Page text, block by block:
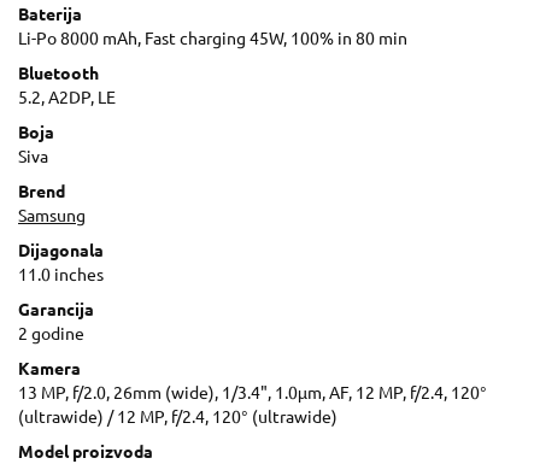
Baterija
Li-Po 8000 mAh, Fast charging 45W, 100% in 80 min
Bluetooth
5.2, A2DP, LE
Boja
Siva
Brend
Samsung
Dijagonala
11.0 inches
Garancija
2 godine
Kamera
13 MP, f/2.0, 26mm (wide), 1/3.4", 1.0µm, AF, 12 MP, f/2.4, 120°
(ultrawide) / 12 MP, f/2.4, 120° (ultrawide)
Model proizvoda